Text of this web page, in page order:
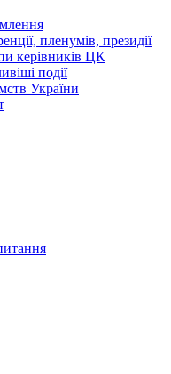
пленумів, президії
керівників ЦК
події
України